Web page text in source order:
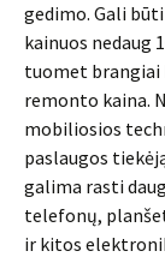
gedimo. Gali
kainuos nedaug
tuomet brangiai
remonto kaina.
mobiliosios
paslaugos
galima rasti
telefonų,
ir kitos